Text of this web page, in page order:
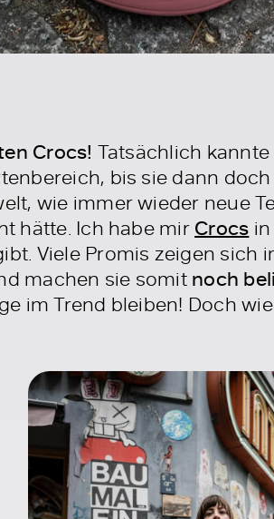
Crocs! Tatsächlich
bis sie dann
wie immer wieder neue
hätte. Ich habe mir Crocs
Viele Promis zeigen sich
machen sie somit noch
im Trend bleiben! Doch